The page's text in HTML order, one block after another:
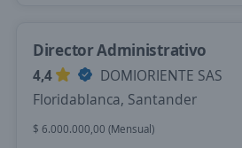
Director Administrativo
4,4
DOMIORIENTE SAS
Floridablanca, Santander
$ 6.000.000,00 (Mensual)